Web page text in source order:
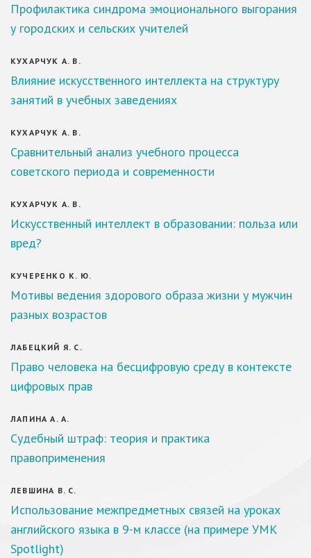
Профилактика синдрома эмоционального выгорания
у городских и сельских учителей
КУХАРЧУК А. В.
Влияние искусственного интеллекта на структуру
занятий в учебных заведениях
КУХАРЧУК А. В.
Сравнительный анализ учебного процесса
советского периода и современности
КУХАРЧУК А. В.
Искусственный интеллект в образовании: польза или
вред?
КУЧЕРЕНКО К. Ю.
Мотивы ведения здорового образа жизни у мужчин
разных возрастов
ЛАБЕЦКИЙ Я. С.
Право человека на бесцифровую среду в контексте
цифровых прав
ЛАПИНА А. А.
Судебный штраф: теория и практика
правоприменения
ЛЕВШИНА В. С.
Использование межпредметных связей на уроках
английского языка в 9-м классе (на примере УМК
Spotlight)